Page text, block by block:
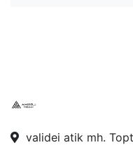
validei atik mh.